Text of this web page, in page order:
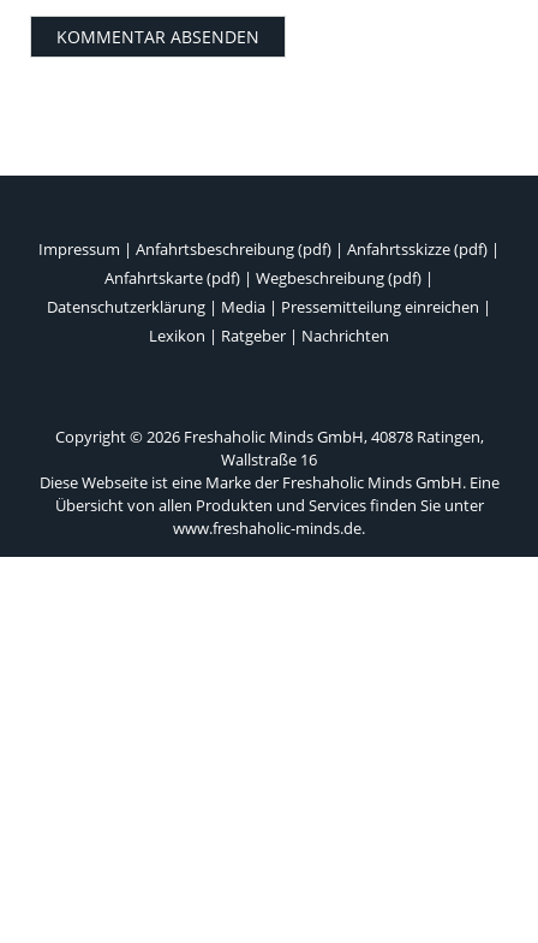
Impressum | Anfahrtsbeschreibung (pdf) | Anfahrtsskizze (pdf) |
Anfahrtskarte (pdf) | Wegbeschreibung (pdf) |
Datenschutzerklärung | Media | Pressemitteilung einreichen |
Lexikon | Ratgeber | Nachrichten
Copyright © 2026 Freshaholic Minds GmbH, 40878 Ratingen,
Wallstraße 16
Diese Webseite ist eine Marke der Freshaholic Minds GmbH. Eine
Übersicht von allen Produkten und Services finden Sie unter
www.freshaholic-minds.de.